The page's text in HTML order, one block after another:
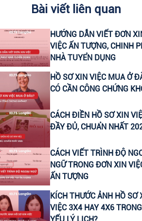
FACEBOOK)
CONTENT VIRAL TIKTOK
CHUYÊN VIÊN TƯ VẤN GIÁO DỤC (THU
UPTO 30 TRIỆU)
SALE/ TRƯỞNG NHÓM KINH
TƯ VẤN TUYỂN SINH
KIỂM TRA NĂNG LỰC TIẾNG ANH
CHO HỌC VIÊN
MẢNG TIẾNG ANH TRẺ
Bài viết liên quan
HƯỚNG DẪN VIẾT ĐƠN
VIỆC ẤN TƯỢNG, CHINH
NHÀ TUYỂN DỤNG
HỒ SƠ XIN VIỆC MUA Ở
CÓ CẦN CÔNG CHỨNG
CÁCH ĐIỀN HỒ SƠ XIN
ĐẦY ĐỦ, CHUẨN NHẤT
CÁCH VIẾT TRÌNH ĐỘ
NGỮ TRONG ĐƠN XIN
ẤN TƯỢNG
KÍCH THƯỚC ẢNH HỒ SƠ
VIỆC 3X4 HAY 4X6